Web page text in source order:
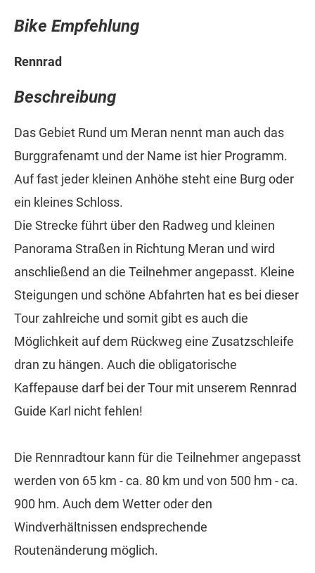
Bike Empfehlung
Rennrad
Beschreibung
Das Gebiet Rund um Meran nennt man auch das
Burggrafenamt und der Name ist hier Programm.
Auf fast jeder kleinen Anhöhe steht eine Burg oder
ein kleines Schloss.
Die Strecke führt über den Radweg und kleinen
Panorama Straßen in Richtung Meran und wird
anschließend an die Teilnehmer angepasst. Kleine
Steigungen und schöne Abfahrten hat es bei dieser
Tour zahlreiche und somit gibt es auch die
Möglichkeit auf dem Rückweg eine Zusatzschleife
dran zu hängen. Auch die obligatorische
Kaffepause darf bei der Tour mit unserem Rennrad
Guide Karl nicht fehlen!
Die Rennradtour kann für die Teilnehmer angepasst
werden von 65 km - ca. 80 km und von 500 hm - ca.
900 hm. Auch dem Wetter oder den
Windverhältnissen endsprechende
Routenänderung möglich.